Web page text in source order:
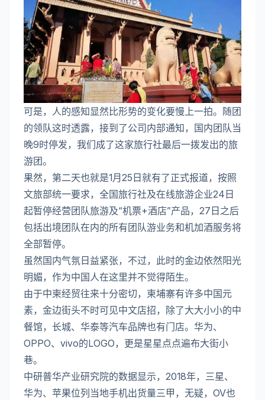
可是，人的感知显然比形势的变化要慢上一拍。随团
的领队这时透露，接到了公司内部通知，国内团队当
晚9时停发，我们成了这家旅行社最后一拨发出的旅
游团。
果然，第二天也就是1月25日就有了正式报道，按照
文旅部统一要求，全国旅行社及在线旅游企业24日
起暂停经营团队旅游及“机票+酒店”产品，27日之后
包括出境团队在内的所有团队游业务和机加酒服务将
全部暂停。
虽然国内气氛日益紧张，不过，此时的金边依然阳光
明媚，作为中国人在这里并不觉得陌生。
由于中柬经贸往来十分密切，柬埔寨有许多中国元
素，金边街头不时可见中文店招，除了大大小小的中
餐馆，长城、华泰等汽车品牌也有门店。华为、
OPPO、vivo的LOGO，更是星星点点遍布大街小
巷。
中研普华产业研究院的数据显示，2018年，三星、
华为、苹果位列当地手机出货量三甲，无疑，OV也